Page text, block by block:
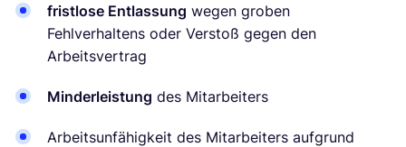
fristlose Entlassung wegen groben
Fehlverhaltens oder Verstoß gegen den
Arbeitsvertrag
Minderleistung des Mitarbeiters
Arbeitsunfähigkeit des Mitarbeiters aufgrund